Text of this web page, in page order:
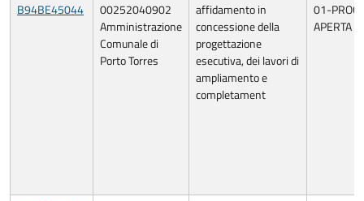
B94BE45044
00252040902
Amministrazione
Comunale di
Porto Torres
affidamento in
concessione della
progettazione
esecutiva, dei lavori di
ampliamento e
completament
01-
APERTA